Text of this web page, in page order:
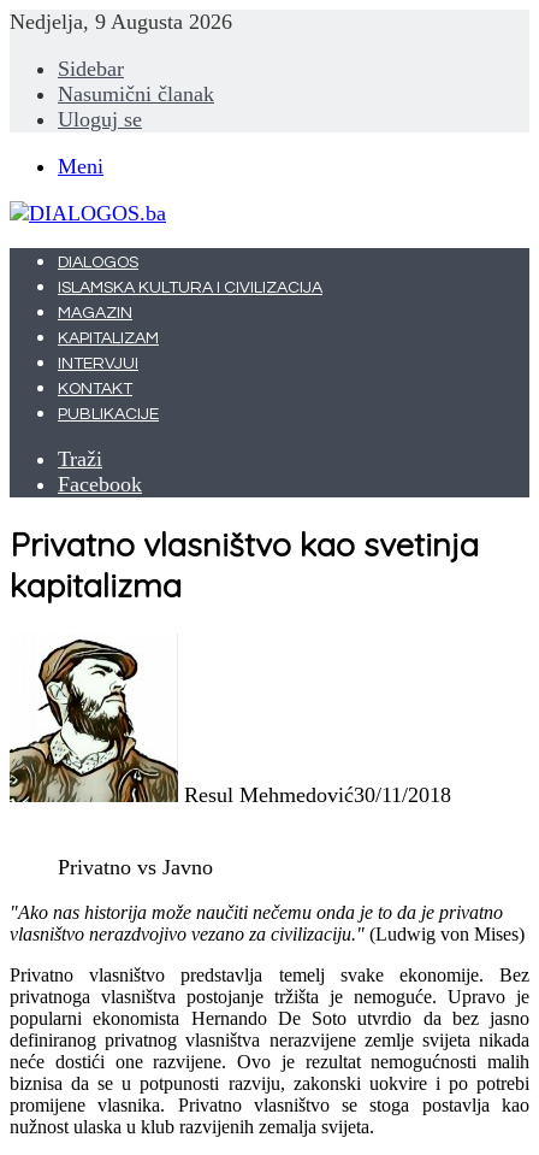
Nedjelja, 9 Augusta 2026
Sidebar
Nasumični članak
Uloguj se
Meni
DIALOGOS
ISLAMSKA KULTURA I CIVILIZACIJA
MAGAZIN
KAPITALIZAM
INTERVJUI
KONTAKT
PUBLIKACIJE
Traži
Facebook
Privatno vlasništvo kao svetinja
kapitalizma
Resul Mehmedović30/11/2018
Privatno vs Javno
"Ako nas historija može naučiti nečemu onda je to da je privatno
vlasništvo nerazdvojivo vezano za civilizaciju." (Ludwig von Mises)
Privatno vlasništvo predstavlja temelj svake ekonomije. Bez
privatnoga vlasništva postojanje tržišta je nemoguće. Upravo je
popularni ekonomista Hernando De Soto utvrdio da bez jasno
definiranog privatnog vlasništva nerazvijene zemlje svijeta nikada
neće dostići one razvijene. Ovo je rezultat nemogućnosti malih
biznisa da se u potpunosti razviju, zakonski uokvire i po potrebi
promijene vlasnika. Privatno vlasništvo se stoga postavlja kao
nužnost ulaska u klub razvijenih zemalja svijeta.